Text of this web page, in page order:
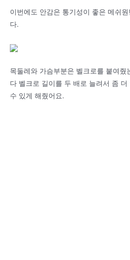
이번에도 안감은 통기성이 좋은 메쉬
다.
목둘레와 가슴부분은 벨크로를 붙여줬
다 벨크로 길이를 두 배로 늘려서 좀
수 있게 해줬어요.